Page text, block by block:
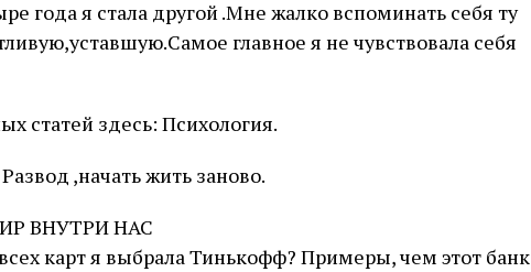
года я стала другой .Мне жалко вспоминать себя ту
главное я не чувствовала себя
статей здесь: Психология.
,начать жить заново.
ВНУТРИ НАС
карт я выбрала Тинькофф? Примеры, чем этот банк